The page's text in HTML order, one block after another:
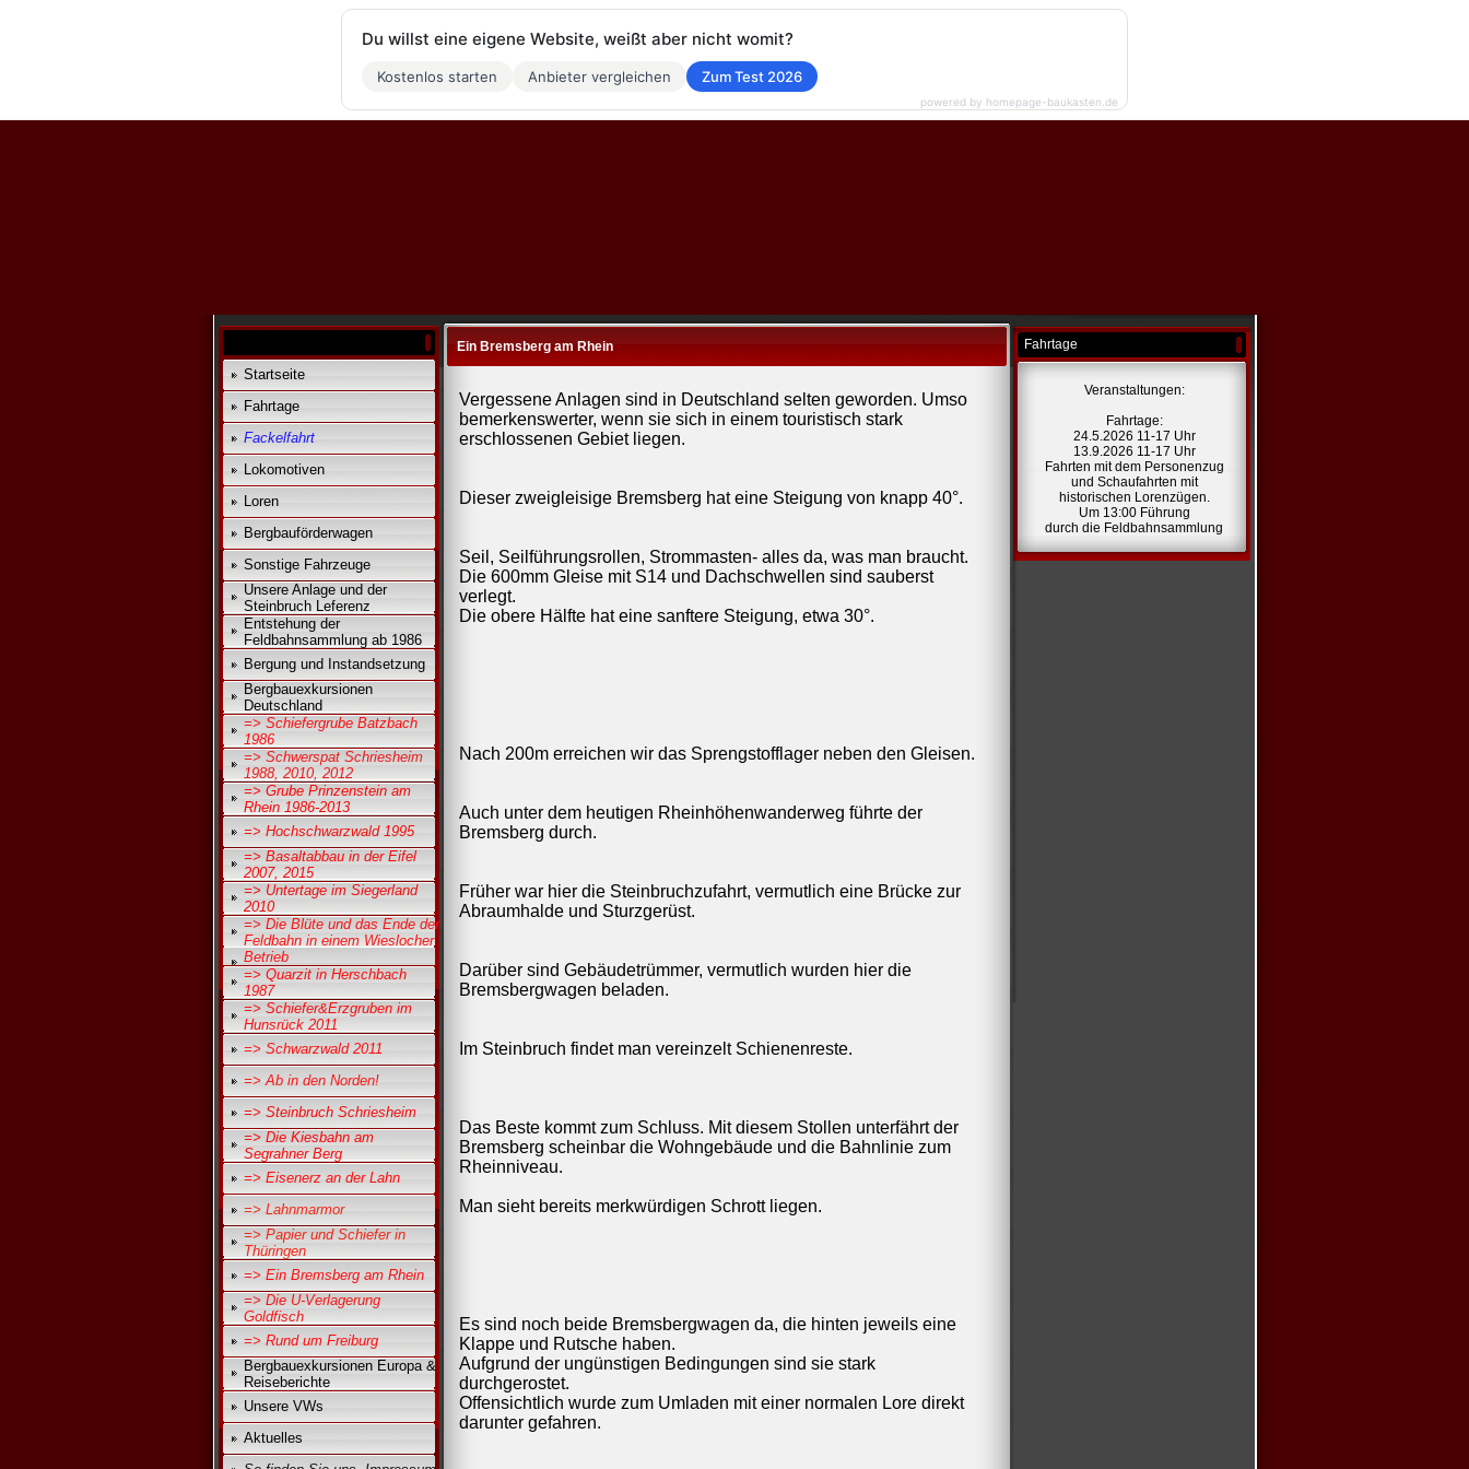
Startseite
Fahrtage
Fackelfahrt
Lokomotiven
Loren
Bergbauförderwagen
Sonstige Fahrzeuge
Unsere Anlage und der
Steinbruch Leferenz
Entstehung der
Feldbahnsammlung ab 1986
Bergung und Instandsetzung
Bergbauexkursionen
Deutschland
=> Schiefergrube Batzbach
1986
=> Schwerspat Schriesheim
1988, 2010, 2012
=> Grube Prinzenstein am
Rhein 1986-2013
=> Hochschwarzwald 1995
=> Basaltabbau in der Eifel
2007, 2015
=> Untertage im Siegerland
2010
=> Die Blüte und das Ende der
Feldbahn in einem Wieslocher
Betrieb
=> Quarzit in Herschbach
1987
=> Schiefer&Erzgruben im
Hunsrück 2011
=> Schwarzwald 2011
=> Ab in den Norden!
=> Steinbruch Schriesheim
=> Die Kiesbahn am
Segrahner Berg
=> Eisenerz an der Lahn
=> Lahnmarmor
=> Papier und Schiefer in
Thüringen
=> Ein Bremsberg am Rhein
=> Die U-Verlagerung
Goldfisch
=> Rund um Freiburg
Bergbauexkursionen Europa &
Reiseberichte
Unsere VWs
Aktuelles
Ein Bremsberg am Rhein
Vergessene Anlagen sind in Deutschland selten geworden. Umso
bemerkenswerter, wenn sie sich in einem touristisch stark
erschlossenen Gebiet liegen.
Dieser zweigleisige Bremsberg hat eine Steigung von knapp 40°.
Seil, Seilführungsrollen, Strommasten- alles da, was man braucht.
Die 600mm Gleise mit S14 und Dachschwellen sind sauberst
verlegt.
Die obere Hälfte hat eine sanftere Steigung, etwa 30°.
Nach 200m erreichen wir das Sprengstofflager neben den Gleisen.
Auch unter dem heutigen Rheinhöhenwanderweg führte der
Bremsberg durch.
Früher war hier die Steinbruchzufahrt, vermutlich eine Brücke zur
Abraumhalde und Sturzgerüst.
Darüber sind Gebäudetrümmer, vermutlich wurden hier die
Bremsbergwagen beladen.
Im Steinbruch findet man vereinzelt Schienenreste.
Das Beste kommt zum Schluss. Mit diesem Stollen unterfährt der
Bremsberg scheinbar die Wohngebäude und die Bahnlinie zum
Rheinniveau.
Man sieht bereits merkwürdigen Schrott liegen.
Es sind noch beide Bremsbergwagen da, die hinten jeweils eine
Klappe und Rutsche haben.
Aufgrund der ungünstigen Bedingungen sind sie stark
durchgerostet.
Offensichtlich wurde zum Umladen mit einer normalen Lore direkt
darunter gefahren.
Fahrtage
Veranstaltungen:
Fahrtage:
24.5.2026 11-17 Uhr
13.9.2026 11-17 Uhr
Fahrten mit dem Personenzug
und Schaufahrten mit
historischen Lorenzügen.
Um 13:00 Führung
durch die Feldbahnsammlung
Du willst eine eigene Website, weißt aber nicht womit?
Kostenlos starten Anbieter vergleichen Zum Test 2026
powered by homepage-baukasten.de